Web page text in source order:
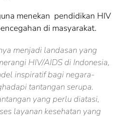
menekan pendidikan HIV
di masyarakat.
menjadi landasan yang
HIV/AIDS di Indonesia,
inspiratif bagi negara-
tantangan serupa.
yang perlu diatasi,
layanan kesehatan yang